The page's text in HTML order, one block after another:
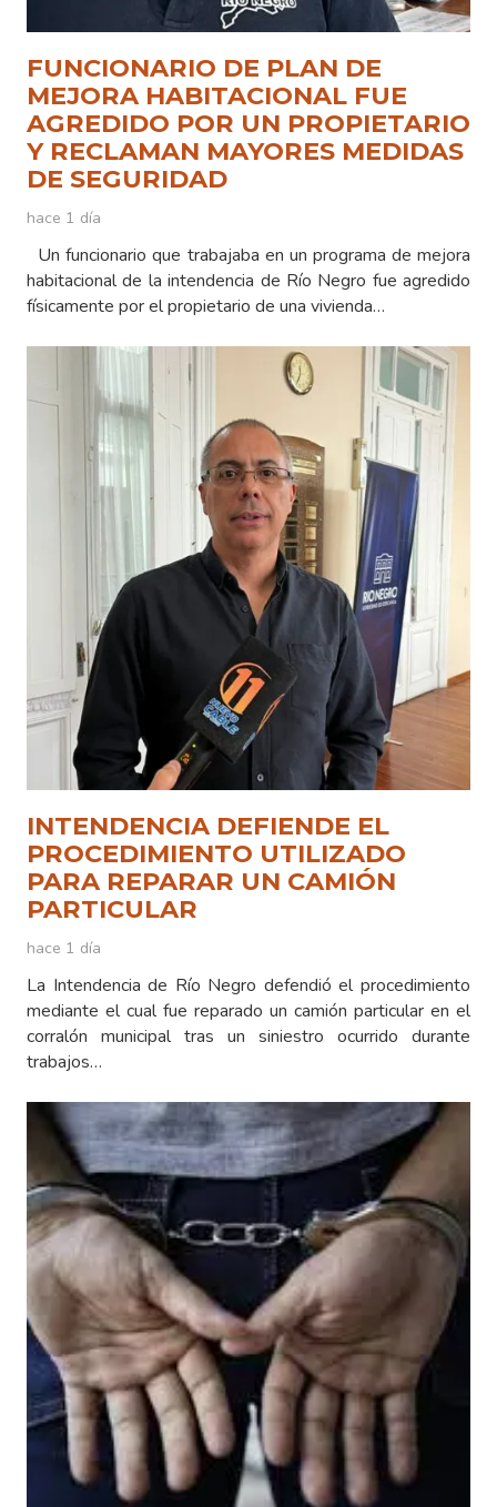
FUNCIONARIO DE PLAN DE
MEJORA HABITACIONAL FUE
AGREDIDO POR UN PROPIETARIO
Y RECLAMAN MAYORES MEDIDAS
DE SEGURIDAD
hace 1 día
Un funcionario que trabajaba en un programa de mejora
habitacional de la intendencia de Río Negro fue agredido
físicamente por el propietario de una vivienda…
INTENDENCIA DEFIENDE EL
PROCEDIMIENTO UTILIZADO
PARA REPARAR UN CAMIÓN
PARTICULAR
hace 1 día
La Intendencia de Río Negro defendió el procedimiento
mediante el cual fue reparado un camión particular en el
corralón municipal tras un siniestro ocurrido durante
trabajos…